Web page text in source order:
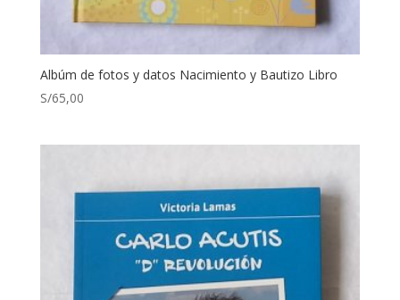
Albúm de fotos y datos Nacimiento y Bautizo Libro
S/65,00